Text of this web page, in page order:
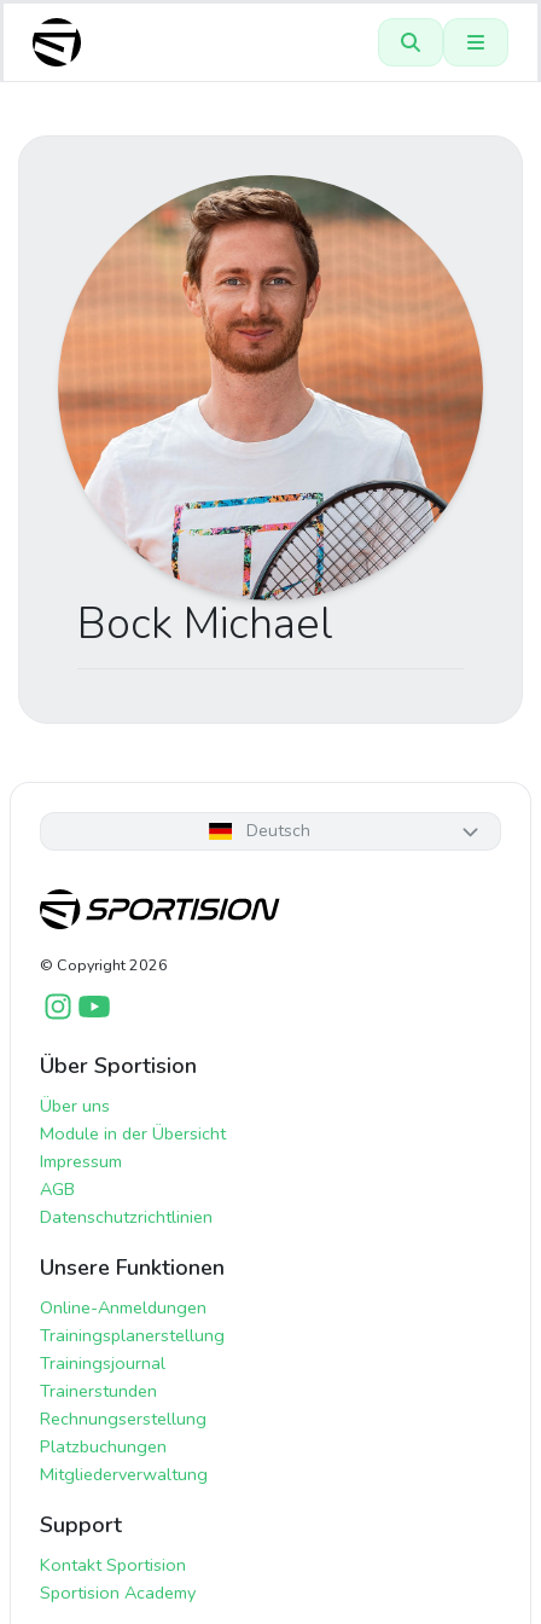
Bock Michael
Deutsch
© Copyright2026
Über Sportision
Über uns
Module in der Übersicht
Impressum
AGB
Datenschutzrichtlinien
Unsere Funktionen
Online-Anmeldungen
Trainingsplanerstellung
Trainingsjournal
Trainerstunden
Rechnungserstellung
Platzbuchungen
Mitgliederverwaltung
Support
Kontakt Sportision
Sportision Academy